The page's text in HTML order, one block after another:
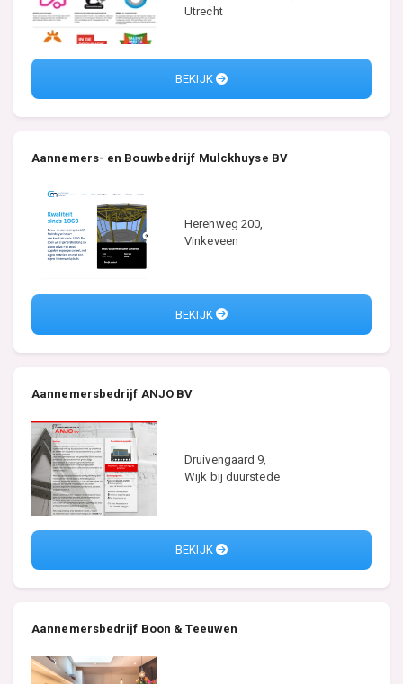
Utrecht
BEKIJK
Aannemers- en Bouwbedrijf Mulckhuyse BV
Herenweg 200,
Vinkeveen
BEKIJK
Aannemersbedrijf ANJO BV
Druivengaard 9,
Wijk bij duurstede
BEKIJK
Aannemersbedrijf Boon & Teeuwen